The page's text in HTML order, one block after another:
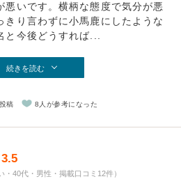
悪いです。横柄な態度で気分が悪
きり言わずに小馬鹿にしたような
と今後どうすれば...
続きを読む
稿 8人が参考になった
3.5
・40代・男性・掲載口コミ12件）